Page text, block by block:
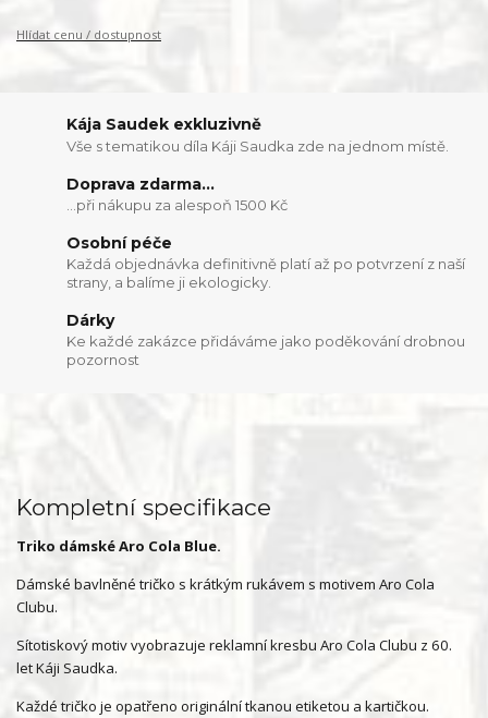
Hlídat cenu / dostupnost
Kája Saudek exkluzivně
Vše s tematikou díla Káji Saudka zde na jednom místě.
Doprava zdarma...
...při nákupu za alespoň 1500 Kč
Osobní péče
Každá objednávka definitivně platí až po potvrzení z naší
strany, a balíme ji ekologicky.
Dárky
Ke každé zakázce přidáváme jako poděkování drobnou
pozornost
Kompletní specifikace
Triko dámské Aro Cola Blue.
Dámské bavlněné tričko s krátkým rukávem s motivem Aro Cola
Clubu.
Sítotiskový motiv vyobrazuje reklamní kresbu Aro Cola Clubu z 60.
let Káji Saudka.
Každé tričko je opatřeno originální tkanou etiketou a kartičkou.